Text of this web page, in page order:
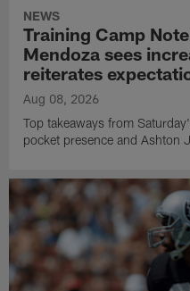
NEWS
Training Camp
Mendoza sees
reiterates
Aug 08, 2026
Top takeaways from
pocket presence and Ashton